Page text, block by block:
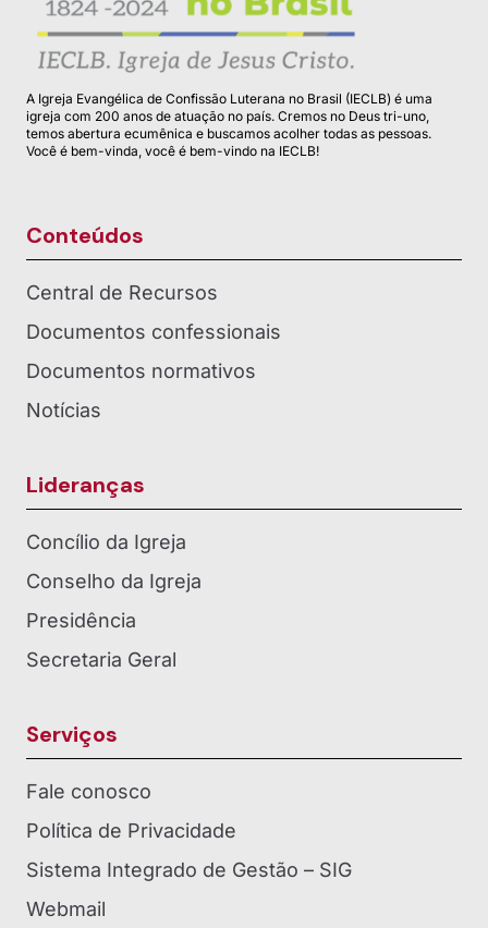
A Igreja Evangélica de Confissão Luterana no Brasil (IECLB) é uma
igreja com 200 anos de atuação no país. Cremos no Deus tri-uno,
temos abertura ecumênica e buscamos acolher todas as pessoas.
Você é bem-vinda, você é bem-vindo na IECLB!
Conteúdos
Central de Recursos
Documentos confessionais
Documentos normativos
Notícias
Lideranças
Concílio da Igreja
Conselho da Igreja
Presidência
Secretaria Geral
Serviços
Fale conosco
Política de Privacidade
Sistema Integrado de Gestão – SIG
Webmail